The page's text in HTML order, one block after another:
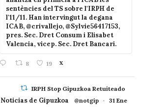
sentències del TS sobre l'IRPH de
l'11/11. Han intervingut la degana
ICAB, @crivallejo, @Sylvie56417153,
pres. Sec. Dret Consum i Elisabet
Valencia, vicep. Sec. Dret Bancari.
8 19 X
IRPH Stop Gipuzkoa Retuiteado
Noticias de Gipuzkoa @notgip · 31 Ene